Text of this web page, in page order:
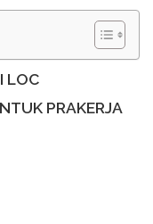
LOC
PRAKERJA